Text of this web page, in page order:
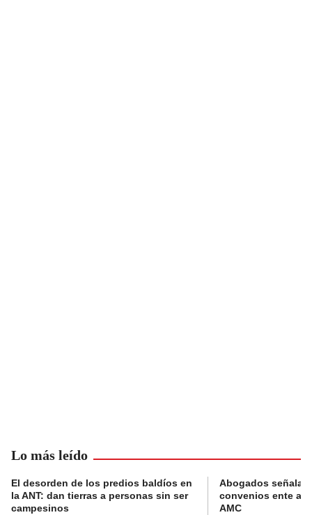
Lo más leído
El desorden de los predios baldíos en
la ANT: dan tierras a personas sin ser
campesinos
Abogados
convenios ente
AMC